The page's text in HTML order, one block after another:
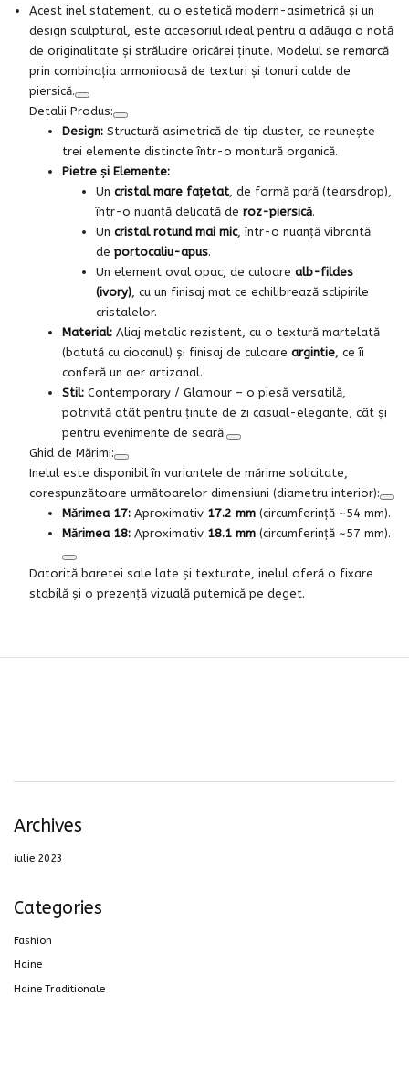
Acest inel statement, cu o estetică modern-asimetrică și un
design sculptural, este accesoriul ideal pentru a adăuga o notă
de originalitate și strălucire oricărei ținute. Modelul se remarcă
prin combinația armonioasă de texturi și tonuri calde de
piersică.
Detalii Produs:
Design: Structură asimetrică de tip cluster, ce reunește
trei elemente distincte într-o montură organică.
Pietre și Elemente:
Un cristal mare fațetat, de formă pară (tearsdrop),
într-o nuanță delicată de roz-piersică.
Un cristal rotund mai mic, într-o nuanță vibrantă
de portocaliu-apus.
Un element oval opac, de culoare alb-fildes
(ivory), cu un finisaj mat ce echilibrează sclipirile
cristalelor.
Material: Aliaj metalic rezistent, cu o textură martelată
(batută cu ciocanul) și finisaj de culoareargintie, ce îi
conferă un aer artizanal.
Stil: Contemporary / Glamour – o piesă versatilă,
potrivită atât pentru ținute de zi casual-elegante, cât și
pentru evenimente de seară.
Ghid de Mărimi:
Inelul este disponibil în variantele de mărime solicitate,
corespunzătoare următoarelor dimensiuni (diametru interior):
Mărimea 17: Aproximativ 17.2 mm (circumferință ~54 mm).
Mărimea 18: Aproximativ 18.1 mm (circumferință ~57 mm).
Datorită baretei sale late și texturate, inelul oferă o fixare
stabilă și o prezență vizuală puternică pe deget.
Archives
iulie 2023
Categories
Fashion
Haine
Haine Traditionale